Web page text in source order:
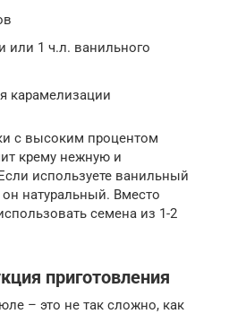
или 1 ч.л. ванильного
карамелизации
с высоким процентом
крему нежную и
используете ванильный
он натуральный. Вместо
семена из 1-2
приготовления
– это не так сложно, как